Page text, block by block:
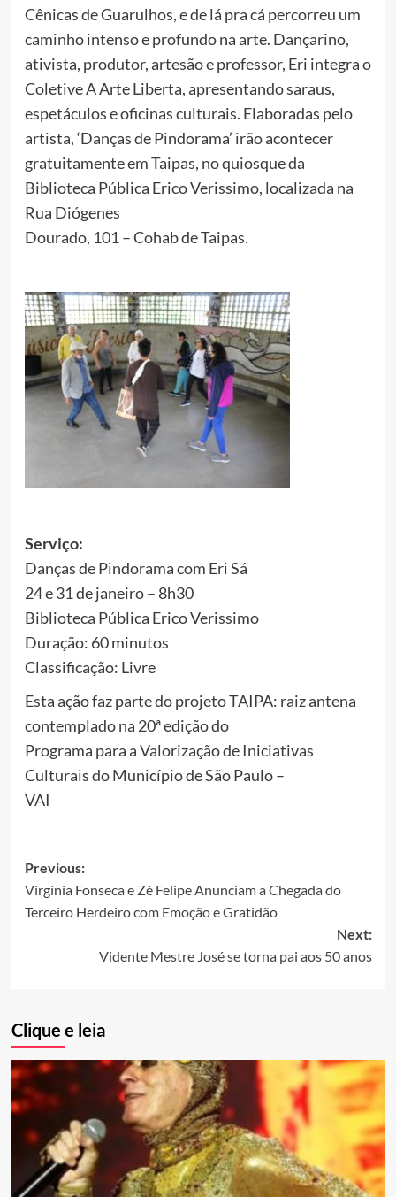
Cênicas de Guarulhos, e de lá pra cá percorreu um
caminho intenso e profundo na arte. Dançarino,
ativista, produtor, artesão e professor, Eri integra o
Coletive A Arte Liberta, apresentando saraus,
espetáculos e oficinas culturais. Elaboradas pelo
artista, ‘Danças de Pindorama’ irão acontecer
gratuitamente em Taipas, no quiosque da
Biblioteca Pública Erico Verissimo, localizada na
Rua Diógenes
Dourado, 101 – Cohab de Taipas.
Serviço:
Danças de Pindorama com Eri Sá
24 e 31 de janeiro – 8h30
Biblioteca Pública Erico Verissimo
Duração: 60 minutos
Classificação: Livre
Esta ação faz parte do projeto TAIPA: raiz antena
contemplado na 20ª edição do
Programa para a Valorização de Iniciativas
Culturais do Município de São Paulo –
VAI
Post
navigation
Previous:
Virgínia Fonseca e Zé Felipe Anunciam a Chegada do
Terceiro Herdeiro com Emoção e Gratidão
Next:
Vidente Mestre José se torna pai aos 50 anos
Clique e leia